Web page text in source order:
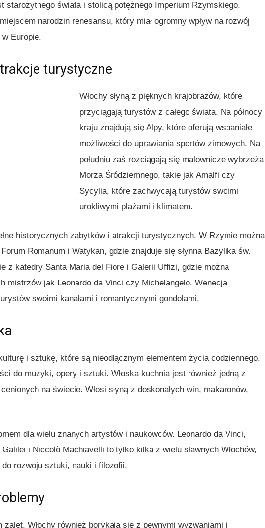
starożytnego świata i stolicą potężnego Imperium Rzymskiego.
narodzin renesansu, który miał ogromny wpływ na rozwój
Europie.
turystyczne
Włochy słyną z pięknych krajobrazów, które
przyciągają turystów z całego świata. Na północy
kraju znajdują się Alpy, które oferują wspaniałe
możliwości do uprawiania sportów zimowych. Na
południu zaś rozciągają się malownicze wybrzeża
Morza Śródziemnego, takie jak Amalfi czy
Sycylia, które zachwycają turystów swoimi
urokliwymi plażami i klimatem.
historycznych zabytków i atrakcji turystycznych. W Rzymie można
Romanum i Watykan, gdzie znajduje się słynna Bazylika św.
z katedry Santa Maria del Fiore i Galerii Uffizi, gdzie można
mistrzów jak Leonardo da Vinci czy Michelangelo. Wenecja
swoimi kanałami i romantycznymi gondolami.
i sztukę, które są nieodłącznym elementem życia codziennego.
do muzyki, opery i sztuki. Włoska kuchnia jest również jedną z
na świecie. Włosi słyną z doskonałych win, makaronów,
dla wielu znanych artystów i naukowców. Leonardo da Vinci,
i Niccolò Machiavelli to tylko kilka z wielu sławnych Włochów,
rozwoju sztuki, nauki i filozofii.
zalet, Włochy również borykają się z pewnymi wyzwaniami i